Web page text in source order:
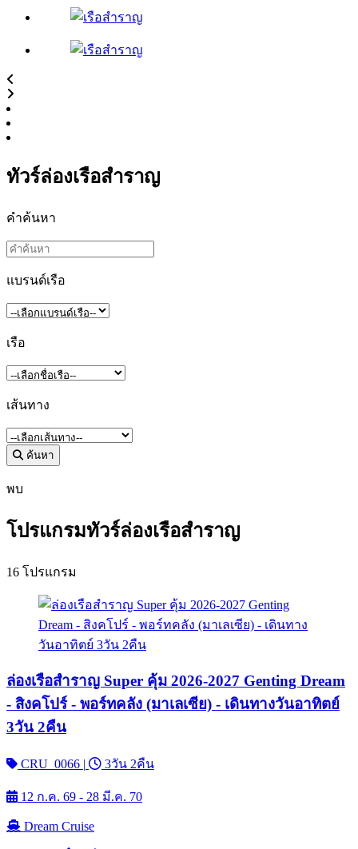
ทัวร์ล่องเรือสำราญ
คำค้นหา
แบรนด์เรือ
เรือ
เส้นทาง
ค้นหา
พบ
โปรแกรมทัวร์ล่องเรือสำราญ
16 โปรแกรม
ล่องเรือสำราญ Super คุ้ม 2026-2027 Genting Dream
- สิงคโปร์ - พอร์ทคลัง (มาเลเซีย) - เดินทางวันอาทิตย์
3วัน 2คืน
CRU_0066 | 3วัน 2คืน
12 ก.ค. 69 - 28 มี.ค. 70
Dream Cruise